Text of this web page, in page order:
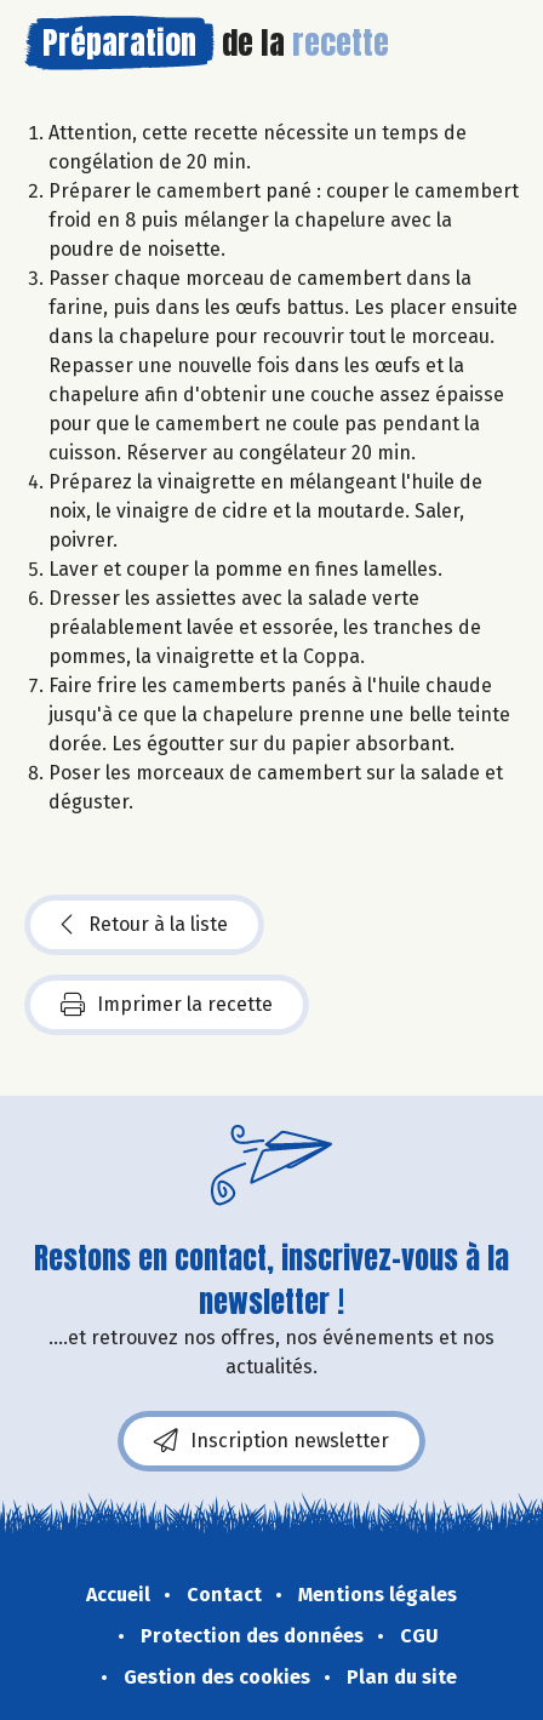
Préparation de la recette
Attention, cette recette nécessite un temps de
congélation de 20 min.
Préparer le camembert pané : couper le camembert
froid en 8 puis mélanger la chapelure avec la
poudre de noisette.
Passer chaque morceau de camembert dans la
farine, puis dans les œufs battus. Les placer ensuite
dans la chapelure pour recouvrir tout le morceau.
Repasser une nouvelle fois dans les œufs et la
chapelure afin d'obtenir une couche assez épaisse
pour que le camembert ne coule pas pendant la
cuisson. Réserver au congélateur 20 min.
Préparez la vinaigrette en mélangeant l'huile de
noix, le vinaigre de cidre et la moutarde. Saler,
poivrer.
Laver et couper la pomme en fines lamelles.
Dresser les assiettes avec la salade verte
préalablement lavée et essorée, les tranches de
pommes, la vinaigrette et la Coppa.
Faire frire les camemberts panés à l'huile chaude
jusqu'à ce que la chapelure prenne une belle teinte
dorée. Les égoutter sur du papier absorbant.
Poser les morceaux de camembert sur la salade et
déguster.
Retour à la liste
Imprimer la recette
Restons en contact, inscrivez-vous à la
newsletter !
....et retrouvez nos offres, nos événements et nos
actualités.
Inscription newsletter
Accueil Contact
Mentions légales
Protection des données
CGU
Gestion des cookies
Plan du site